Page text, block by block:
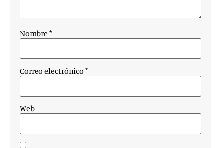
Nombre *
Correo electrónico *
Web